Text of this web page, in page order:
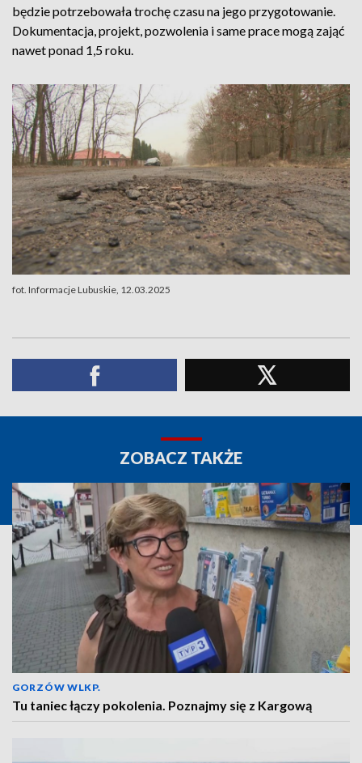
będzie potrzebowała trochę czasu na jego przygotowanie.
Dokumentacja, projekt, pozwolenia i same prace mogą zająć
nawet ponad 1,5 roku.
fot. Informacje Lubuskie, 12.03.2025
ZOBACZ TAKŻE
GORZÓW WLKP.
Tu taniec łączy pokolenia. Poznajmy się z Kargową